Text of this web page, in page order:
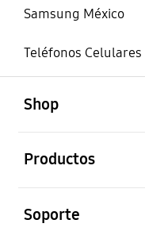
Samsung México
Teléfonos Celulares
Shop
Productos
Soporte